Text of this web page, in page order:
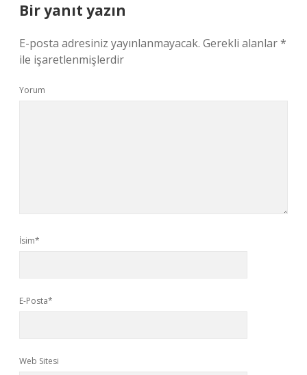
Bir yanıt yazın
E-posta adresiniz yayınlanmayacak. Gerekli alanlar*
ile işaretlenmişlerdir
Yorum
İsim*
E-Posta*
Web Sitesi